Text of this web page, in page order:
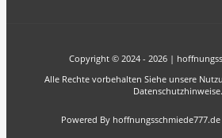
Copyright © 2024 - 2026 |
Alle Rechte vorbehalten Siehe unsere
Datenschutzhinweise.
Powered By